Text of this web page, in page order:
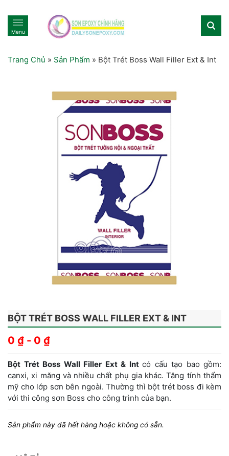
Menu
Trang Chủ » Sản Phẩm » Bột Trét Boss Wall Filler Ext & Int
BỘT TRÉT BOSS WALL FILLER EXT & INT
0 ₫ - 0 ₫
Bột Trét Boss Wall Filler Ext & Int có cấu tạo bao gồm:
canxi, xi măng và nhiều chất phụ gia khác. Tăng tính thẩm
mỹ cho lớp sơn bên ngoài. Thường thì bột trét boss đi kèm
với thi công sơn Boss cho công trình của bạn.
Sản phẩm này đã hết hàng hoặc không có sẵn.